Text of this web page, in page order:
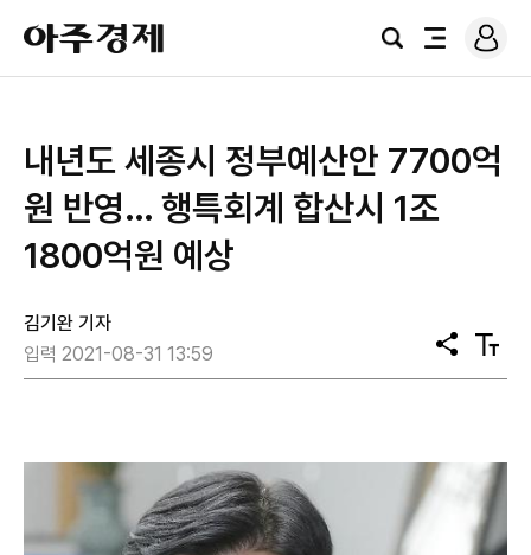
아
주
경
검
전
로
그
내년도 세종시 정부예산안 7700억
원 반영… 행특회계 합산시 1조
1800억원 예상
김기완 기자
입력 2021-08-31 13:59
공
유
텍
스